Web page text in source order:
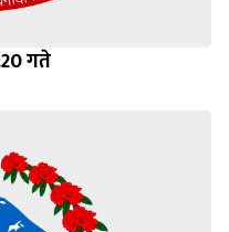
गते